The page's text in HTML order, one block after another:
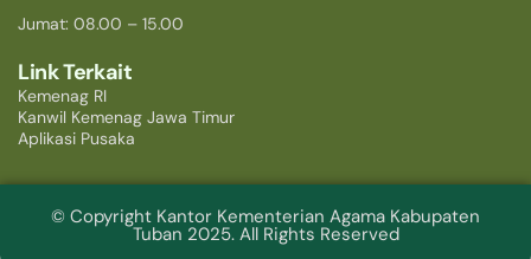
Jumat: 08.00 – 15.00
Link Terkait
Kemenag RI
Kanwil Kemenag Jawa Timur
Aplikasi Pusaka
© Copyright Kantor Kementerian Agama Kabupaten
Tuban 2025. All Rights Reserved